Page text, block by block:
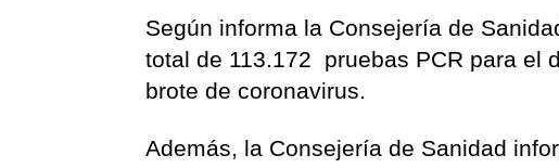
Según informa la Consejería de
total de 113.172 pruebas PCR para el
brote de coronavirus.
Además, la Consejería de Sanidad